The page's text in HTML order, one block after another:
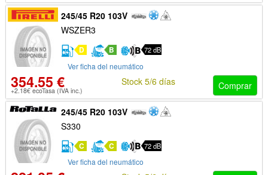
245/45 R20 103V
WSZER3
D B 72 dB
Ver ficha del neumático
354.55 €
+2.18€ ecoTasa (IVA inc.) Comprar
Stock 5/6 días
245/45 R20 103V
S330
C C 72 dB
Ver ficha del neumático